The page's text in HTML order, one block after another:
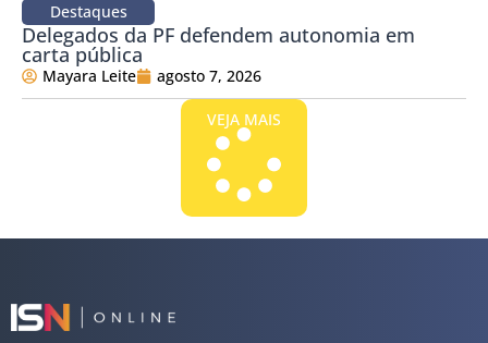
Destaques
Delegados da PF defendem autonomia em
carta pública
Mayara Leite agosto 7, 2026
VEJA MAIS